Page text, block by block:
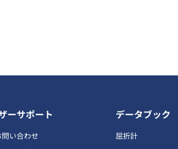
ーサポート
い合わせ
データブック
屈折計